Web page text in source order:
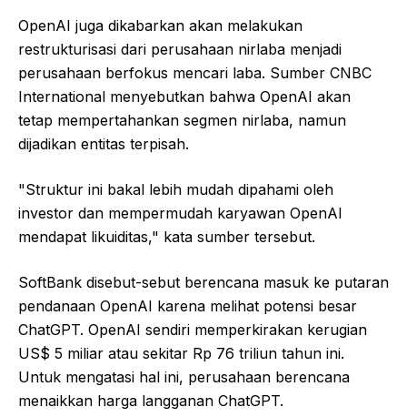
OpenAI juga dikabarkan akan melakukan
restrukturisasi dari perusahaan nirlaba menjadi
perusahaan berfokus mencari laba. Sumber CNBC
International menyebutkan bahwa OpenAI akan
tetap mempertahankan segmen nirlaba, namun
dijadikan entitas terpisah.
"Struktur ini bakal lebih mudah dipahami oleh
investor dan mempermudah karyawan OpenAI
mendapat likuiditas," kata sumber tersebut.
SoftBank disebut-sebut berencana masuk ke putaran
pendanaan OpenAI karena melihat potensi besar
ChatGPT. OpenAI sendiri memperkirakan kerugian
US$ 5 miliar atau sekitar Rp 76 triliun tahun ini.
Untuk mengatasi hal ini, perusahaan berencana
menaikkan harga langganan ChatGPT.